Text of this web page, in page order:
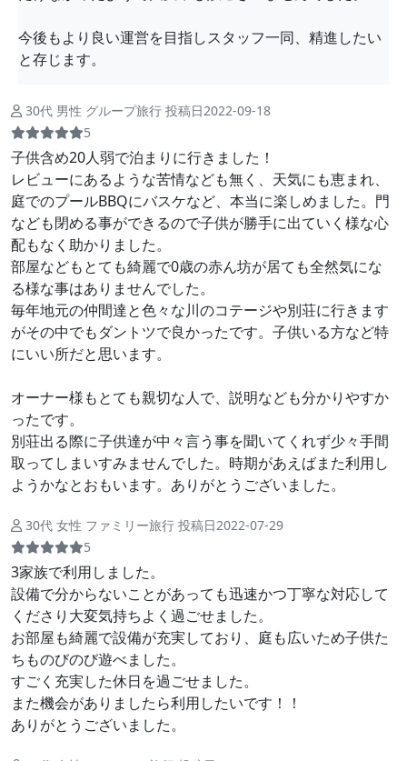
今後もより良い運営を目指しスタッフ一同、精進したい
と存じます。
30代 男性 グループ旅行 投稿日2022-09-18
5
子供含め20人弱で泊まりに行きました！
レビューにあるような苦情なども無く、天気にも恵まれ、
庭でのプールBBQにバスケなど、本当に楽しめました。門
なども閉める事ができるので子供が勝手に出ていく様な心
配もなく助かりました。
部屋などもとても綺麗で0歳の赤ん坊が居ても全然気にな
る様な事はありませんでした。
毎年地元の仲間達と色々な川のコテージや別荘に行きます
がその中でもダントツで良かったです。子供いる方など特
にいい所だと思います。
オーナー様もとても親切な人で、説明なども分かりやすか
ったです。
別荘出る際に子供達が中々言う事を聞いてくれず少々手間
取ってしまいすみませんでした。時期があえばまた利用し
ようかなとおもいます。ありがとうございました。
30代 女性 ファミリー旅行 投稿日2022-07-29
5
3家族で利用しました。
設備で分からないことがあっても迅速かつ丁寧な対応して
くださり大変気持ちよく過ごせました。
お部屋も綺麗で設備が充実しており、庭も広いため子供た
ちものびのび遊べました。
すごく充実した休日を過ごせました。
また機会がありましたら利用したいです！！
ありがとうございました。